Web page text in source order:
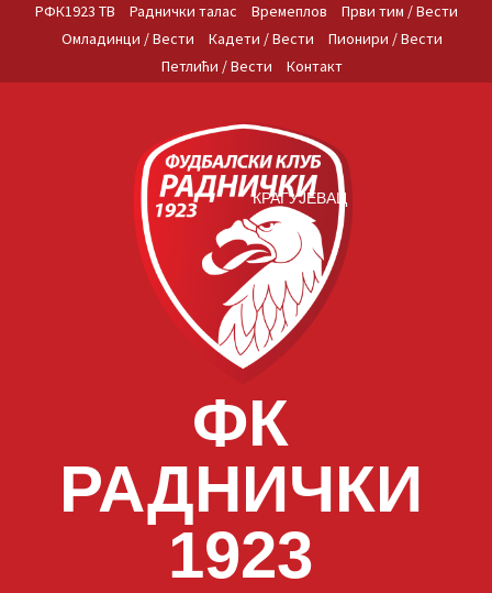
РФК1923 ТВ Раднички талас Времеплов
Први тим / Вести
Омладинци / Вести
Кадети / Вести
Пионири / Вести
Петлићи / Вести
Контакт
ФК
РАДНИЧКИ
1923
КРАГУЈЕВАЦ